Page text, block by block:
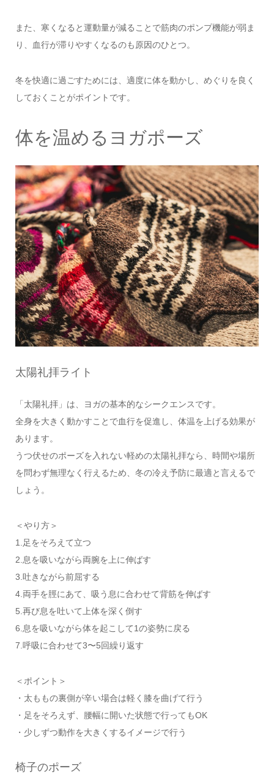
また、寒くなると運動量が減ることで筋肉のポンプ機能が弱ま
り、血行が滞りやすくなるのも原因のひとつ。
冬を快適に過ごすためには、適度に体を動かし、めぐりを良く
しておくことがポイントです。
体を温めるヨガポーズ
太陽礼拝ライト
「太陽礼拝」は、ヨガの基本的なシークエンスです。
全身を大きく動かすことで血行を促進し、体温を上げる効果が
あります。
うつ伏せのポーズを入れない軽めの太陽礼拝なら、時間や場所
を問わず無理なく行えるため、冬の冷え予防に最適と言えるで
しょう。
＜やり方＞
1.足をそろえて立つ
2.息を吸いながら両腕を上に伸ばす
3.吐きながら前屈する
4.両手を脛にあて、吸う息に合わせて背筋を伸ばす
5.再び息を吐いて上体を深く倒す
6.息を吸いながら体を起こして1の姿勢に戻る
7.呼吸に合わせて3〜5回繰り返す
＜ポイント＞
・太ももの裏側が辛い場合は軽く膝を曲げて行う
・足をそろえず、腰幅に開いた状態で行ってもOK
・少しずつ動作を大きくするイメージで行う
椅子のポーズ